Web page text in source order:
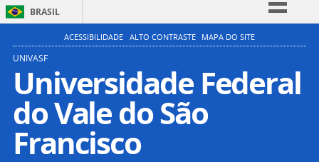
BRASIL
Simplifique!
Participe
Acesso à informação
Legislação
ACESSIBILIDADE ALTO CONTRASTE MAPA DO SITE
UNIVASF
Universidade Federal
do Vale do São
Francisco